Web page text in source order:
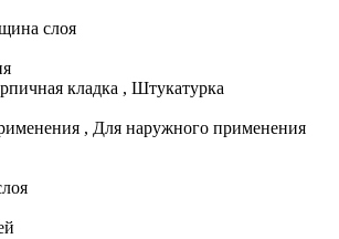
слоя
кладка , Штукатурка
, Для наружного применения